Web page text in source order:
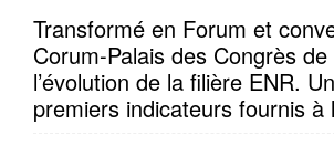
Transformé en Forum et
Corum-Palais des Congrès
l’évolution de la filière ENR.
premiers indicateurs fournis à